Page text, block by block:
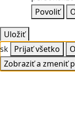
Povoliť
Uložiť
sk Prijať všetko
Zobraziť a zmeniť